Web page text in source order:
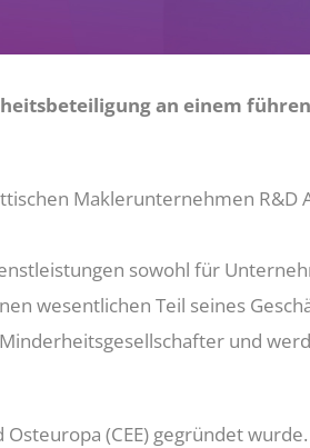
an einem
Maklerunternehmen R&D
sowohl für
wesentlichen Teil seines
und
(CEE) gegründet